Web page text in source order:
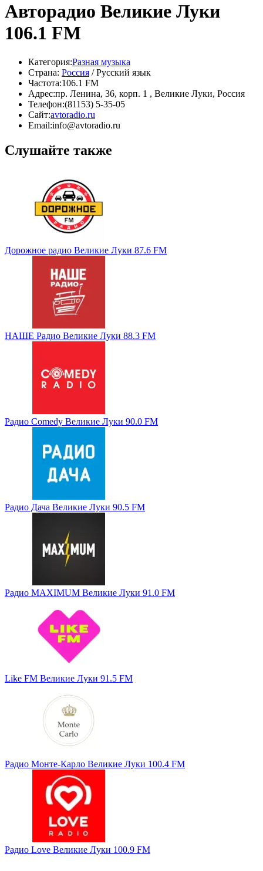
Авторадио Великие Луки
106.1 FM
Категория:Разная музыка
Страна: Россия / Русский язык
Частота:106.1 FM
Адрес:пр. Ленина, 36, корп. 1 , Великие Луки, Россия
Телефон:(81153) 5-35-05
Сайт:avtoradio.ru
Email:info@avtoradio.ru
Слушайте также
Дорожное радио Великие Луки 87.6 FM
НАШЕ Радио Великие Луки 88.3 FM
Радио Comedy Великие Луки 90.0 FM
Радио Дача Великие Луки 90.5 FM
Радио MAXIMUM Великие Луки 91.0 FM
Like FM Великие Луки 91.5 FM
Радио Монте-Карло Великие Луки 100.4 FM
Радио Love Великие Луки 100.9 FM